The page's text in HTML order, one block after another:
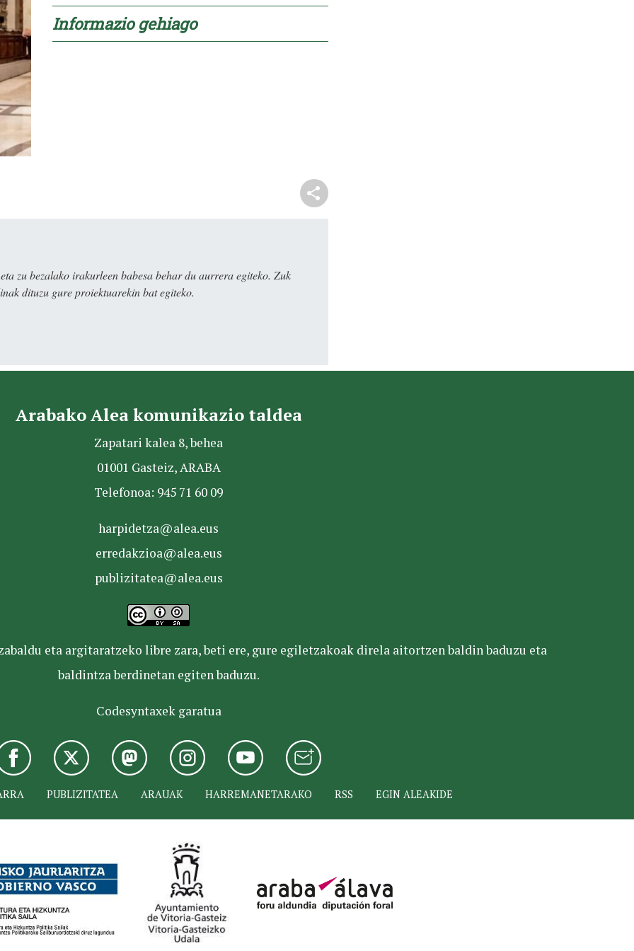
Informazio gehiago
zu bezalako irakurleen babesa behar du aurrera egiteko. Zuk
dituzu gure proiektuarekin bat egiteko.
Arabako Alea komunikazio taldea
Zapatari kalea 8, behea
01001 Gasteiz, ARABA
Telefonoa: 945 71 60 09
harpidetza@alea.eus
erredakzioa@alea.eus
publizitatea@alea.eus
eta argitaratzeko libre zara, beti ere, gure egiletzakoak direla aitortzen baldin baduzu eta
baldintza berdinetan egiten baduzu.
Codesyntaxek garatua
PUBLIZITATEA ARAUAK HARREMANETARAKO RSS EGIN ALEAKIDE